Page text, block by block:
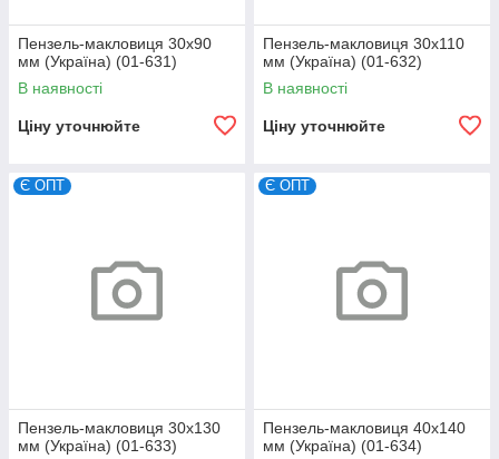
Пензель-макловиця 30х90
мм (Україна) (01-631)
В наявності
Ціну уточнюйте
Пензель-макловиця 30х110
мм (Україна) (01-632)
В наявності
Ціну уточнюйте
Є ОПТ
Пензель-макловиця 30х130
мм (Україна) (01-633)
Є ОПТ
Пензель-макловиця 40х140
мм (Україна) (01-634)